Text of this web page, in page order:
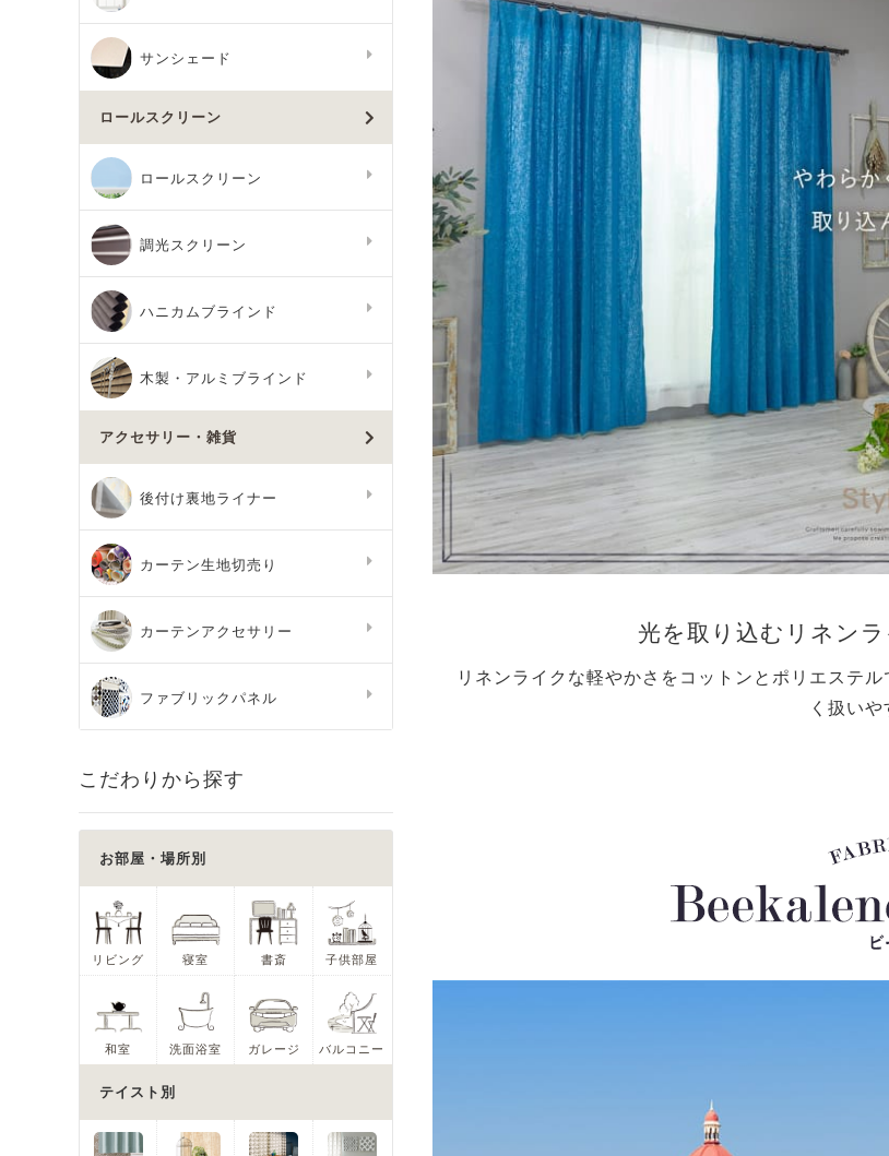
光を取り込むリネン
リネンライクな軽やかさをコットンとポリエステ
く扱いや
サンシェード
ロールスクリーン
ロールスクリーン
調光スクリーン
ハニカムブラインド
木製・アルミブラインド
アクセサリー・雑貨
後付け裏地ライナー
カーテン生地切売り
カーテンアクセサリー
ファブリックパネル
こだわりから探す
お部屋・場所別
リビング 寝室 書斎 子供部屋
和室 洗面浴室 ガレージ バルコニー
テイスト別